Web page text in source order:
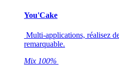
You'Cake
Multi-applications, réalisez
remarquable.
Mix 100%